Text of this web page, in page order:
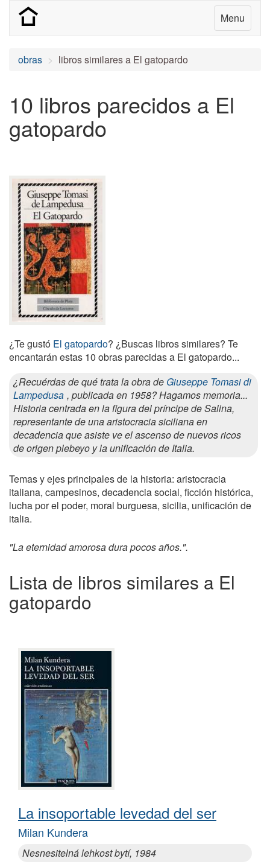
Menu
obras libros similares a El gatopardo
10 libros parecidos a El
gatopardo
¿Te gustó El gatopardo? ¿Buscas libros similares? Te
encantarán estas 10 obras parecidas a El gatopardo...
¿Recuérdas de qué trata la obra de Giuseppe Tomasi di
Lampedusa , publicada en 1958? Hagamos memoria...
Historia centrada en la figura del príncipe de Salina,
representante de una aristocracia siciliana en
decadencia que asiste ve el ascenso de nuevos ricos
de origen plebeyo y la unificación de Italia.
Temas y ejes principales de la historia: aristocracia
italiana, campesinos, decadencia social, ficción histórica,
lucha por el poder, moral burguesa, sicilia, unificación de
italia.
"La eternidad amorosa dura pocos años.".
Lista de libros similares a El
gatopardo
La insoportable levedad del ser
Milan Kundera
Nesnesitelná lehkost bytí, 1984